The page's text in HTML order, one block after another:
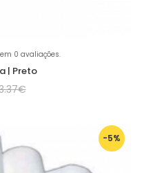
0 avaliações.
| Preto
-5%